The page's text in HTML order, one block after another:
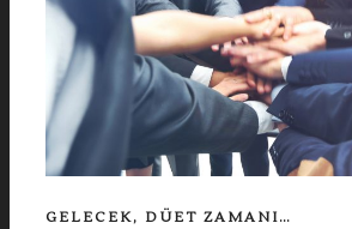
GELECEK, DÜET ZAMANI…